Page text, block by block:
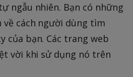
ngẫu nhiên. Bạn có những
cách người dùng tìm
của bạn. Các trang web
vời khi sử dụng nó trên